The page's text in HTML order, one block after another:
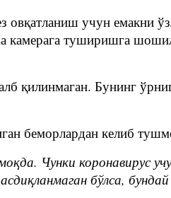
овқатланиш учун емакни
камерага туширишга
қилинмаган. Бунинг
беморлардан келиб
Чунки коронавирус
бўлса,